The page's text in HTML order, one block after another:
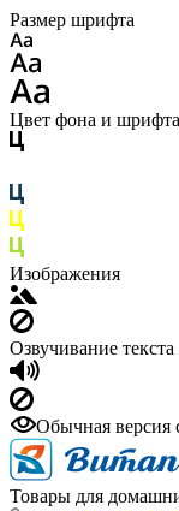
Размер шрифта
Цвет фона и шрифта
Изображения
Озвучивание текста
Обычная версия
Товары для